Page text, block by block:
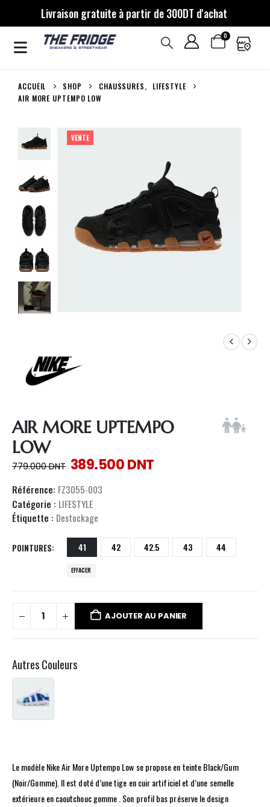
Livraison gratuite à partir de 300DT d'achat
0
ACCUEIL SHOP CHAUSSURES,
LIFESTYLE
AIR MORE UPTEMPO LOW
VENTE
AIR MORE UPTEMPO
LOW
779.000DNT 389.500DNT
Référence: FZ3055-003
Catégorie : LIFESTYLE
Étiquette : Destockage
POINTURES 41 42 42.5 43 44
EFFACER
AJOUTER AU PANIER
Autres Couleurs
Le modèle Nike Air More Uptempo Low se propose en teinte Black/Gum
(Noir/Gomme). Il est doté d’une tige en cuir artificiel et d’une semelle
extérieure en caoutchouc gomme . Son profil bas préserve le design